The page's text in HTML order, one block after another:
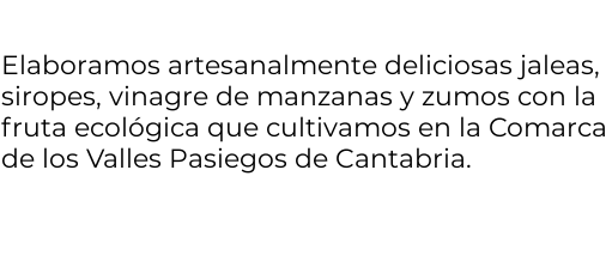
Elaboramos artesanalmente deliciosas jaleas,
siropes, vinagre de manzanas y zumos con la
fruta ecológica que cultivamos en la Comarca
de los Valles Pasiegos de Cantabria.